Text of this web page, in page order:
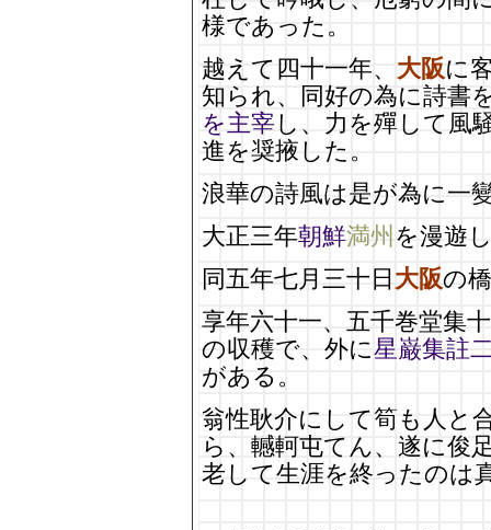
様であった。
越えて四十一年、 大阪に
知られ、同好の為に詩書
を主宰 し、力を殫して風
進を奨掖した。
浪華の詩風は是が為に一
大正三年朝鮮満州 を漫遊
同五年七月三十日 大阪の
享年六十一、五千巻堂集
の収穫で、外に星巌集註
がある。
翁性耿介にして筍も人と
ら、轗軻屯てん、遂に俊
老して生涯を終ったのは